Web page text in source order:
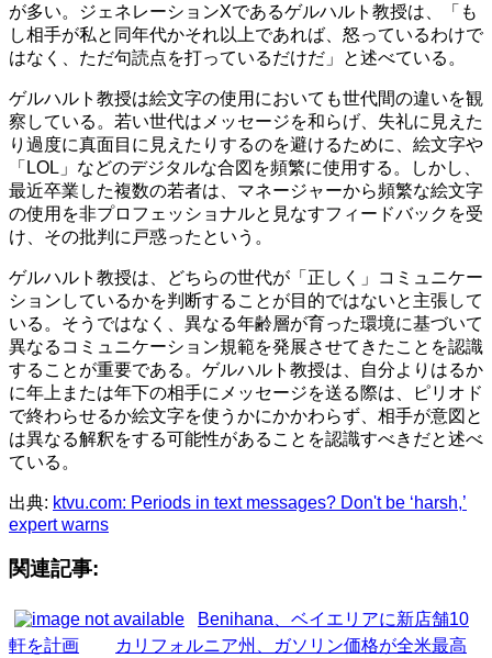
が多い。ジェネレーションXであるゲルハルト教授は、「も
し相手が私と同年代かそれ以上であれば、怒っているわけで
はなく、ただ句読点を打っているだけだ」と述べている。
ゲルハルト教授は絵文字の使用においても世代間の違いを観
察している。若い世代はメッセージを和らげ、失礼に見えた
り過度に真面目に見えたりするのを避けるために、絵文字や
「LOL」などのデジタルな合図を頻繁に使用する。しかし、
最近卒業した複数の若者は、マネージャーから頻繁な絵文字
の使用を非プロフェッショナルと見なすフィードバックを受
け、その批判に戸惑ったという。
ゲルハルト教授は、どちらの世代が「正しく」コミュニケー
ションしているかを判断することが目的ではないと主張して
いる。そうではなく、異なる年齢層が育った環境に基づいて
異なるコミュニケーション規範を発展させてきたことを認識
することが重要である。ゲルハルト教授は、自分よりはるか
に年上または年下の相手にメッセージを送る際は、ピリオド
で終わらせるか絵文字を使うかにかかわらず、相手が意図と
は異なる解釈をする可能性があることを認識すべきだと述べ
ている。
出典: ktvu.com: Periods in text messages? Don't be ‘harsh,’
expert warns
関連記事:
Benihana、ベイエリアに新店舗10
軒を計画
カリフォルニア州、ガソリン価格が全米最高